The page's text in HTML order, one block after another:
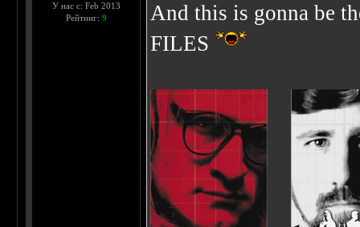
У нас с: Feb 2013
Рейтинг: 9
And this is gonna be
FILES